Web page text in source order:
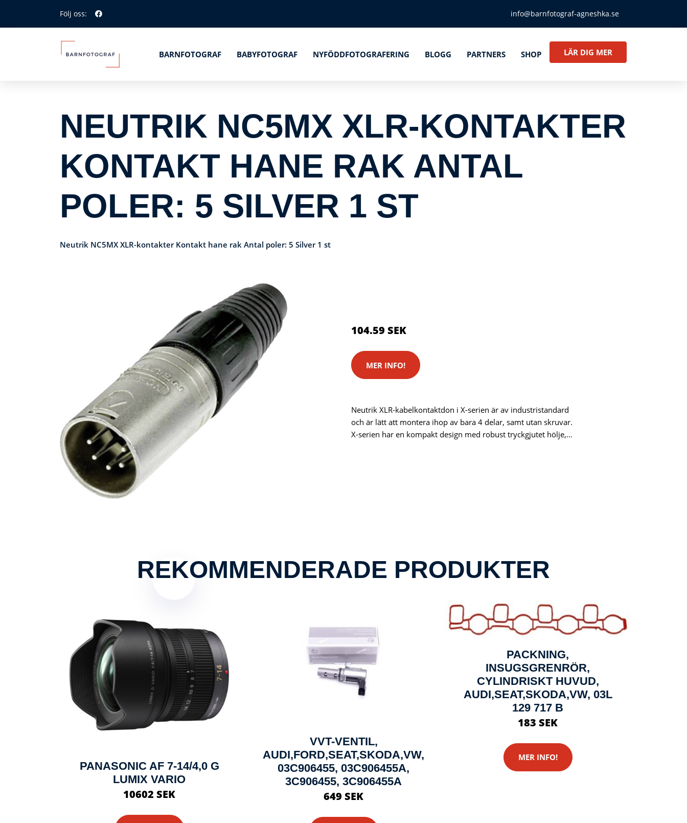
Följ oss: info@barnfotograf-agneshka.se
BARNFOTOGRAF BABYFOTOGRAF NYFÖDDFOTOGRAFERING BLOGG PARTNERS SHOP LÄR DIG MER
NEUTRIK NC5MX XLR-KONTAKTER
KONTAKT HANE RAK ANTAL
POLER: 5 SILVER 1 ST
Neutrik NC5MX XLR-kontakter Kontakt hane rak Antal poler: 5 Silver 1 st
104.59 SEK
MER INFO!
Neutrik XLR-kabelkontaktdon i X-serien är av industristandard
och är lätt att montera ihop av bara 4 delar, samt utan skruvar.
X-serien har en kompakt design med robust tryckgjutet hölje,…
REKOMMENDERADE PRODUKTER
PANASONIC AF 7-14/4,0 G
LUMIX VARIO
10602 SEK
VVT-VENTIL,
AUDI,FORD,SEAT,SKODA,VW,
03C906455, 03C906455A,
3C906455, 3C906455A
649 SEK
PACKNING,
INSUGSGRENRÖR,
CYLINDRISKT HUVUD,
AUDI,SEAT,SKODA,VW, 03L
129 717 B
183 SEK
MER INFO!